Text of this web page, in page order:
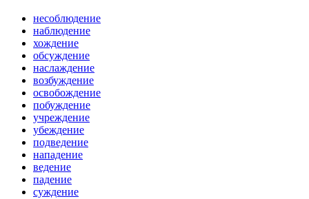
несоблюдение
наблюдение
хождение
обсуждение
наслаждение
возбуждение
освобождение
побуждение
учреждение
убеждение
подведение
нападение
ведение
падение
суждение